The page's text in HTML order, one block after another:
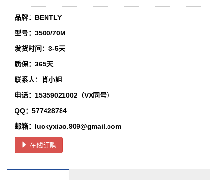
品牌：BENTLY
型号：3500/70M
发货时间：3-5天
质保：365天
联系人：肖小姐
电话：15359021002（VX同号）
QQ：577428784
邮箱：luckyxiao.909@gmail.com
在线订购